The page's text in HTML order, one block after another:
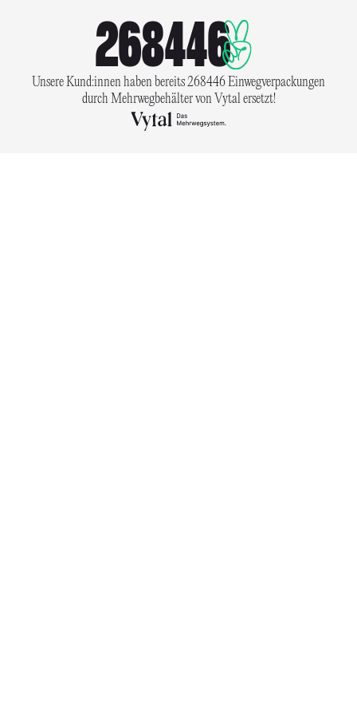
268446
Unsere Kund:innen haben bereits 268446 Einwegverpackungen
durch Mehrwegbehälter von Vytal ersetzt!